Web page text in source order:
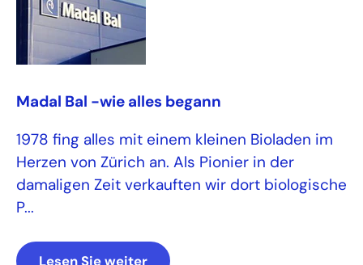
Madal Bal -wie alles begann
1978 fing alles mit einem kleinen Bioladen im
Herzen von Zürich an. Als Pionier in der
damaligen Zeit verkauften wir dort biologische
P...
Lesen Sie weiter